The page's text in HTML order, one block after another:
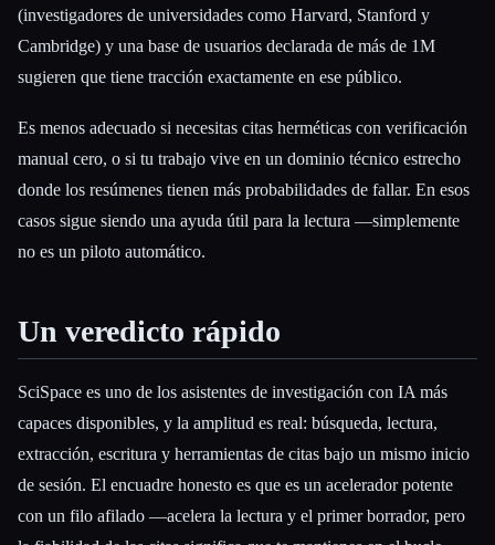
(investigadores de universidades como Harvard, Stanford y
Cambridge) y una base de usuarios declarada de más de 1M
sugieren que tiene tracción exactamente en ese público.
Es menos adecuado si necesitas citas herméticas con verificación
manual cero, o si tu trabajo vive en un dominio técnico estrecho
donde los resúmenes tienen más probabilidades de fallar. En esos
casos sigue siendo una ayuda útil para la lectura —simplemente
no es un piloto automático.
Un veredicto rápido
SciSpace es uno de los asistentes de investigación con IA más
capaces disponibles, y la amplitud es real: búsqueda, lectura,
extracción, escritura y herramientas de citas bajo un mismo inicio
de sesión. El encuadre honesto es que es un acelerador potente
con un filo afilado —acelera la lectura y el primer borrador, pero